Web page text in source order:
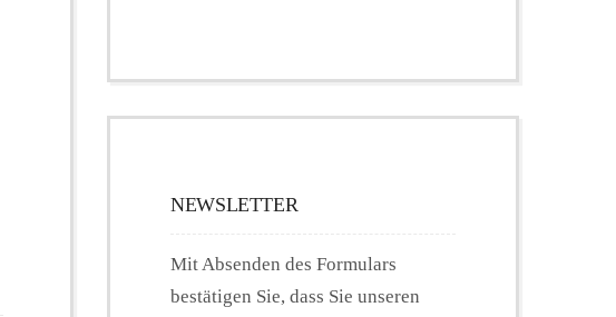
NEWSLETTER
Mit Absenden des Formulars
bestätigen Sie, dass Sie unseren